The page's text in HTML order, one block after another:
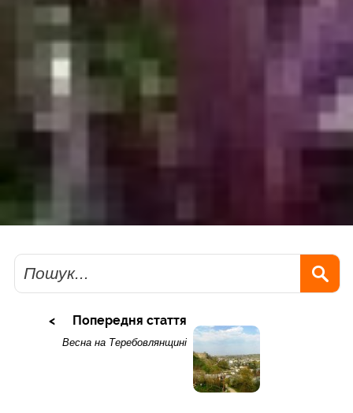
Пошук
Попередня стаття
Весна на Теребовлянщині